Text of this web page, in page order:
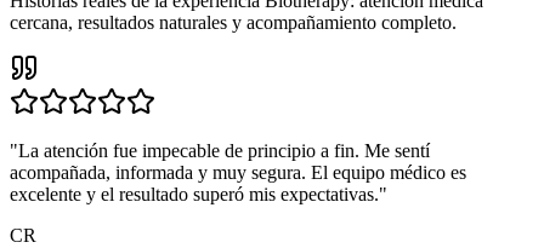
cercana, resultados naturales y acompañamiento completo.
"La atención fue impecable de principio a fin. Me sentí
acompañada, informada y muy segura. El equipo médico es
excelente y el resultado superó mis expectativas."
CR